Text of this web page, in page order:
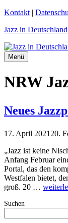
Zum
springen
Kontakt |
Jazz in
Menü
NRW
Neues
17. April 2021 20.
„Jazz ist keine
Anfang Februar
Portal, das den
Westfalen bietet,
groß. 20 …
Suchen